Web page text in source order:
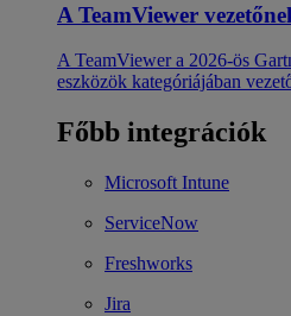
A TeamViewer
A TeamViewer a 2026-ös
eszközök kategóriájában
Főbb integrációk
Microsoft Intune
ServiceNow
Freshworks
Jira